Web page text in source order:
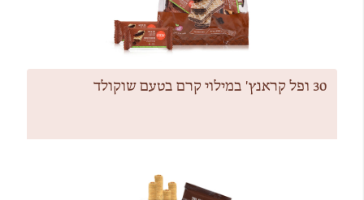
30 ופל קראנץ' במילוי קרם בטעם שוקולד